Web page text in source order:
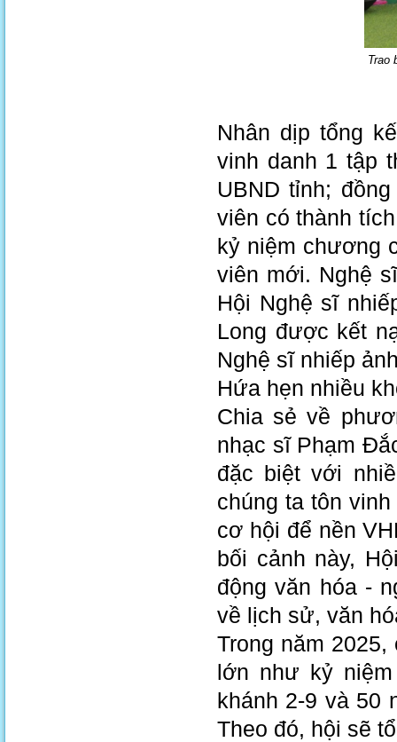
Trao
Nhân dịp tổng
vinh danh 1 tập
UBND tỉnh;
viên có thành
kỷ niệm chương
viên mới. Nghệ
Hội Nghệ sĩ
Long được kết
Nghệ sĩ nhiếp
Hứa hẹn nhiều
Chia sẻ về
nhạc sĩ Phạm
đặc biệt với
chúng ta tôn
cơ hội để nền
bối cảnh này,
động văn hóa -
về lịch sử, văn
Trong năm
lớn như kỷ
khánh 2-9 và 50
Theo đó, hội sẽ